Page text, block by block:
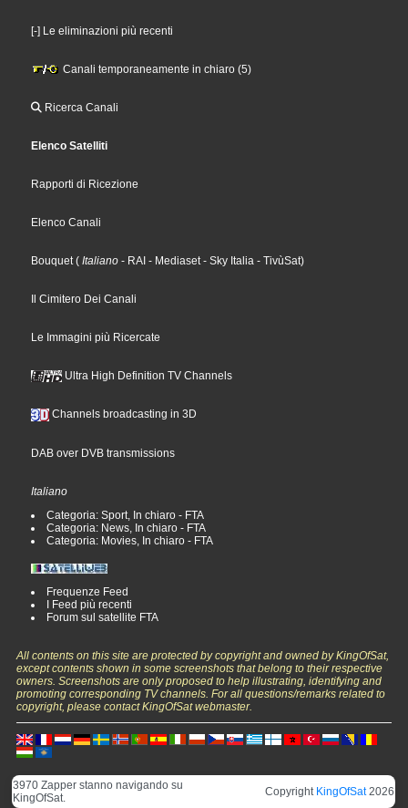
[-] Le eliminazioni più recenti
Canali temporaneamente in chiaro (5)
Ricerca Canali
Elenco Satelliti
Rapporti di Ricezione
Elenco Canali
Bouquet ( Italiano - RAI - Mediaset - Sky Italia - TivùSat)
Il Cimitero Dei Canali
Le Immagini più Ricercate
Ultra High Definition TV Channels
Channels broadcasting in 3D
DAB over DVB transmissions
Italiano
Categoria: Sport, In chiaro - FTA
Categoria: News, In chiaro - FTA
Categoria: Movies, In chiaro - FTA
Frequenze Feed
I Feed più recenti
Forum sul satellite FTA
All contents on this site are protected by copyright and owned by KingOfSat,
except contents shown in some screenshots that belong to their respective
owners. Screenshots are only proposed to help illustrating, identifying and
promoting corresponding TV channels. For all questions/remarks related to
copyright, please contact KingOfSat webmaster.
3970 Zapper stanno navigando su
KingOfSat.
Copyright KingOfSat2026